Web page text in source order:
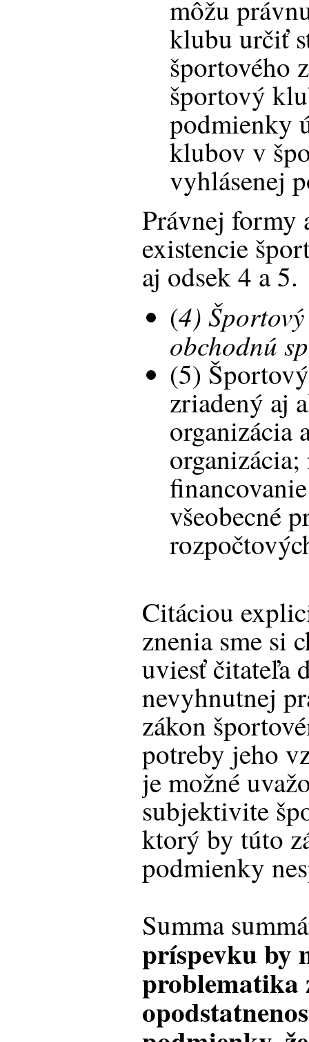
môžu
klubu určiť
športového
športový
podmienky
klubov v
vyhlásenej
Právnej formy
existencie
aj odsek 4 a 5.
(4)
obchodnú
(5)
zriadený aj
organizácia
všeobecné
Citáciou
znenia sme si
uviesť čitateľa
nevyhnutnej
zákon
potreby jeho
je možné
subjektivite
ktorý by túto
podmienky
Summa
príspevku by
problematika